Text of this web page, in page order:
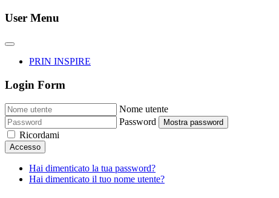
User Menu
PRIN INSPIRE
Login Form
Nome utente
Password
Mostra password
Ricordami
Accesso
Hai dimenticato la tua password?
Hai dimenticato il tuo nome utente?